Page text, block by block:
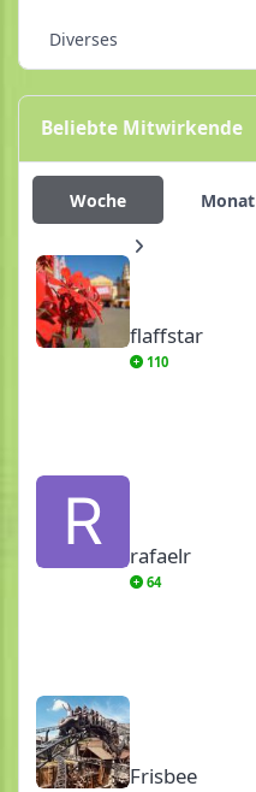
Diverses
Beliebte Mitwirkende
Woche Monat
flaffstar
110
rafaelr
64
Frisbee
Frisbee